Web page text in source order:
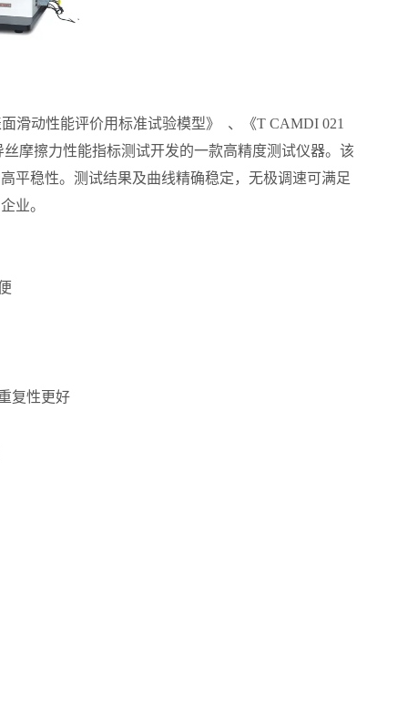
滑动性能评价用标准试验模型》 、《T CAMDI 021
摩擦力性能指标测试开发的一款高精度测试仪器。该
平稳性。测试结果及曲线精确稳定，无极调速可满足
业。
复性更好